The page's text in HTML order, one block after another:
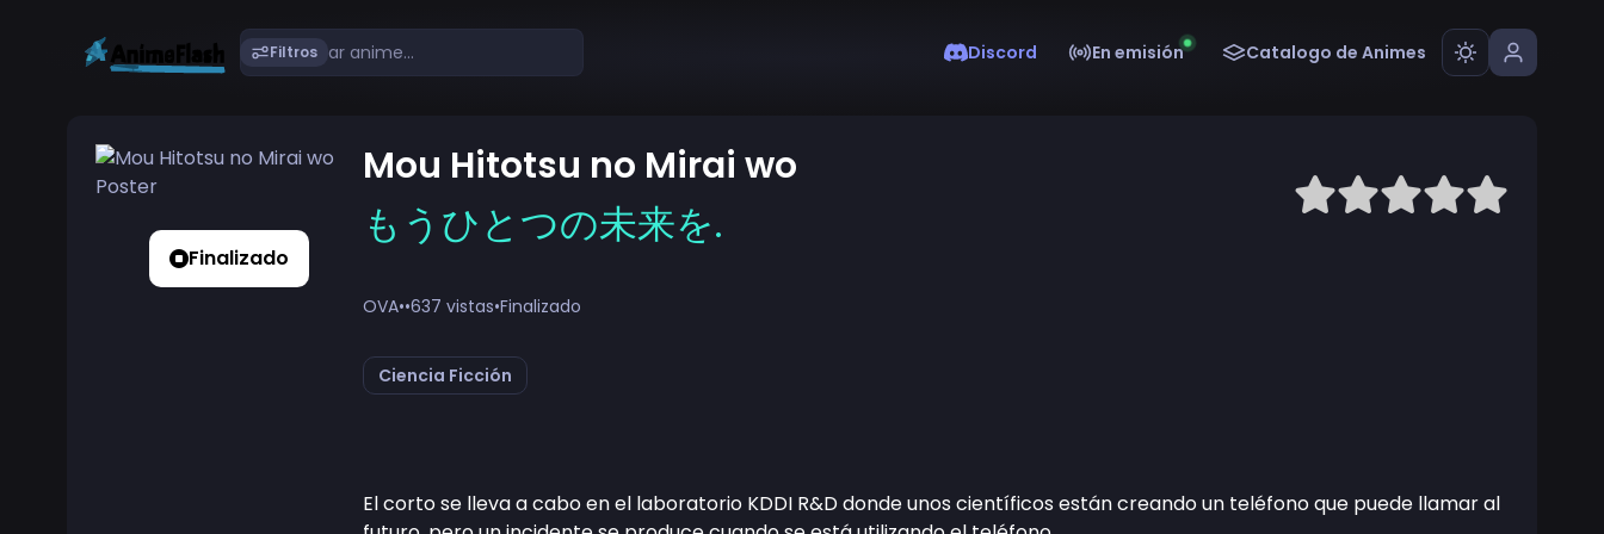
Filtros Discord En emisión Catalogo de Animes
Mou Hitotsu no Mirai wo
もうひとつの未来を.
OVA••637 vistas•Finalizado
Ciencia Ficción
El corto se lleva a cabo en el laboratorio KDDI R&D donde unos científicos están creando un teléfono que puede llamar al
Finalizado